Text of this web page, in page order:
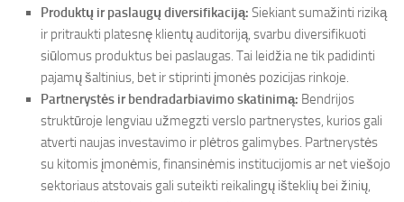
Produktų ir paslaugų diversifikaciją: Siekiant sumažinti riziką
ir pritraukti platesnę klientų auditoriją, svarbu diversifikuoti
siūlomus produktus bei paslaugas. Tai leidžia ne tik padidinti
pajamų šaltinius, bet ir stiprinti įmonės pozicijas rinkoje.
Partnerystės ir bendradarbiavimo skatinimą: Bendrijos
struktūroje lengviau užmegzti verslo partnerystes, kurios gali
atverti naujas investavimo ir plėtros galimybes. Partnerystės
su kitomis įmonėmis, finansinėmis institucijomis ar net viešojo
sektoriaus atstovais gali suteikti reikalingų išteklių bei žinių,